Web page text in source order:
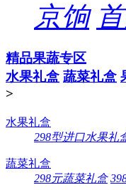
京饷
精品果蔬专区
水果礼盒 蔬菜礼盒
>
水果礼盒
298型进口水果礼
蔬菜礼盒
298元蔬菜礼盒